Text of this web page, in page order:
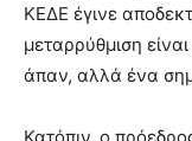
ΚΕΔΕ έγινε
μεταρρύθμιση
άπαν, αλλά ένα